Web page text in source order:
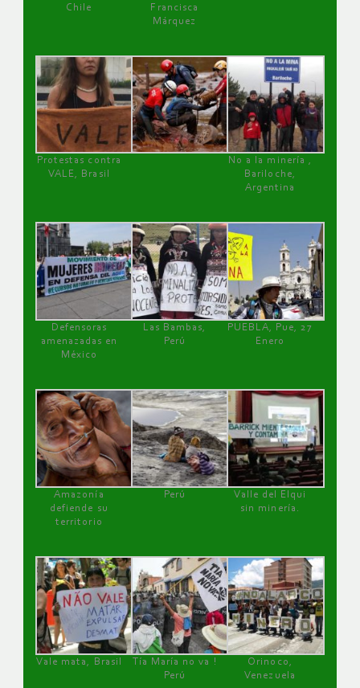
Chile
Francisca
Márquez
Protestas contra
VALE, Brasil
No a la minería ,
Bariloche,
Argentina
Defensoras
amenazadas en
México
Las Bambas,
Perú
PUEBLA, Pue, 27
Enero
Amazonía
defiende su
territorio
Perú
Valle del Elqui
sin minería.
Vale mata, Brasil
Tía María no va !
Perú
Orinoco,
Venezuela